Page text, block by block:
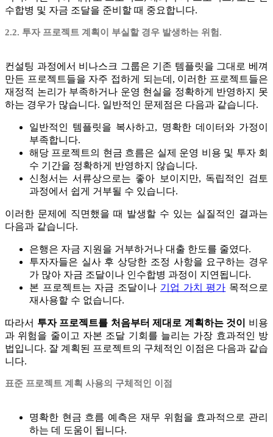
수합병 및 자금 조달을 준비할 때 중요합니다.
2.2. 투자 프로젝트 계획이 부실할 경우 발생하는 위험.
컨설팅 과정에서 비나스크 그룹은 기존 템플릿을 그대로 베껴
만든 프로젝트들을 자주 접하게 되는데, 이러한 프로젝트들은
재정적 논리가 부족하거나 운영 현실을 정확하게 반영하지 못
하는 경우가 많습니다. 일반적인 문제점은 다음과 같습니다.
일반적인 템플릿을 복사하고, 명확한 데이터와 가정이
부족합니다.
해당 프로젝트의 현금 흐름은 실제 운영 비용 및 투자 회
수 기간을 정확하게 반영하지 않습니다.
신청서는 서류상으로는 좋아 보이지만, 독립적인 검토
과정에서 쉽게 거부될 수 있습니다.
이러한 문제에 직면했을 때 발생할 수 있는 실질적인 결과는
다음과 같습니다.
은행은 자금 지원을 거부하거나 대출 한도를 줄였다.
투자자들은 실사 후 상당한 조정 사항을 요구하는 경우
가 많아 자금 조달이나 인수합병 과정이 지연됩니다.
본 프로젝트는 자금 조달이나 기업 가치 평가 목적으로
재사용할 수 없습니다.
따라서 투자 프로젝트를 처음부터 제대로 계획하는 것이 비용
과 위험을 줄이고 자본 조달 기회를 늘리는 가장 효과적인 방
법입니다. 잘 계획된 프로젝트의 구체적인 이점은 다음과 같습
니다.
표준 프로젝트 계획 사용의 구체적인 이점
명확한 현금 흐름 예측은 재무 위험을 효과적으로 관리
하는 데 도움이 됩니다.